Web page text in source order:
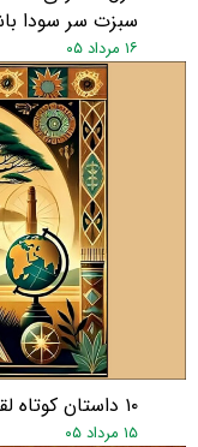
★
سبزت سر سودا
۱۶ مرداد ۰۵
۱۰ داستان کوتاه لقمان
۱۵ مرداد ۰۵